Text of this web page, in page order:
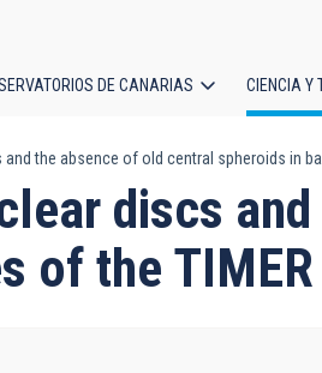
DE CANARIAS CIENCIA Y
the absence of old central spheroids in
discs
of the